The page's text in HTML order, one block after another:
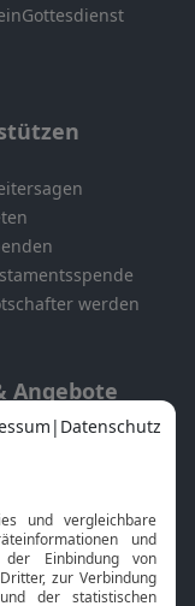
werden
Angebote
App
TV
Online-Bibel